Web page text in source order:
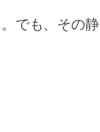
でも、その静